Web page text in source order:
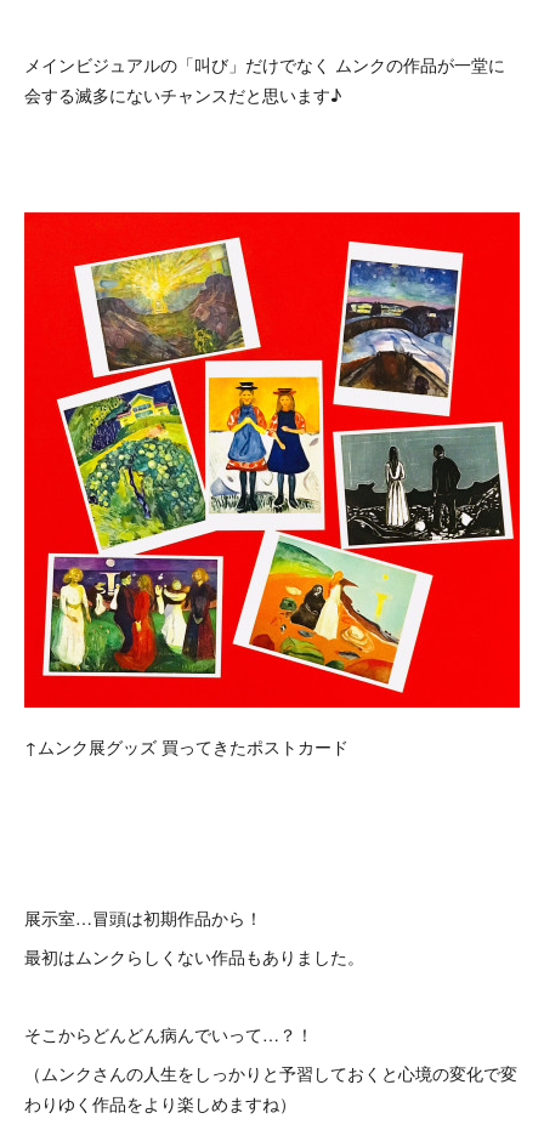
メインビジュアルの「叫び」だけでなく ムンクの作品が一堂に
会する滅多にないチャンスだと思います♪
↑ムンク展グッズ 買ってきたポストカード
展示室…冒頭は初期作品から！
最初はムンクらしくない作品もありました。
そこからどんどん病んでいって…？！
（ムンクさんの人生をしっかりと予習しておくと心境の変化で変
わりゆく作品をより楽しめますね）